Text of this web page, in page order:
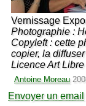
Vernissage
Photographie :
Copyleft : cette
copier, la
Licence Art
Antoine Moreau
Envoyer un email